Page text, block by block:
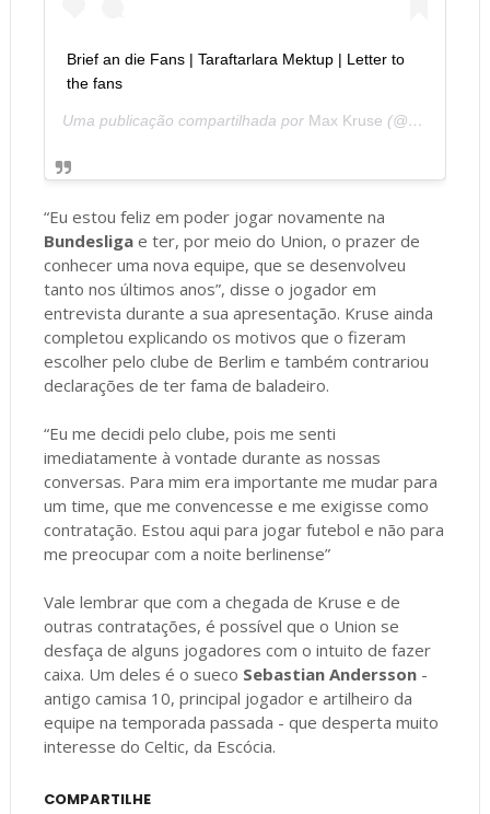
Brief an die Fans | Taraftarlara Mektup | Letter to
the fans
Uma publicação compartilhada por Max Kruse (@max.kruse10) em
“Eu estou feliz em poder jogar novamente na
Bundesligae ter, por meio do Union, o prazer de
conhecer uma nova equipe, que se desenvolveu
tanto nos últimos anos”, disse o jogador em
entrevista durante a sua apresentação. Kruse ainda
completou explicando os motivos que o fizeram
escolher pelo clube de Berlim e também contrariou
declarações de ter fama de baladeiro.
“Eu me decidi pelo clube, pois me senti
imediatamente à vontade durante as nossas
conversas. Para mim era importante me mudar para
um time, que me convencesse e me exigisse como
contratação. Estou aqui para jogar futebol e não para
me preocupar com a noite berlinense”
Vale lembrar que com a chegada de Kruse e de
outras contratações, é possível que o Union se
desfaça de alguns jogadores com o intuito de fazer
caixa. Um deles é o sueco Sebastian Andersson-
antigo camisa 10, principal jogador e artilheiro da
equipe na temporada passada - que desperta muito
interesse do Celtic, da Escócia.
COMPARTILHE